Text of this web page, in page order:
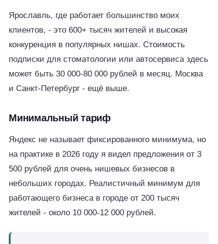
Ярославль, где работает большинство моих
клиентов, - это 600+ тысяч жителей и высокая
конкуренция в популярных нишах. Стоимость
подписки для стоматологии или автосервиса здесь
может быть 30 000-80 000 рублей в месяц. Москва
и Санкт-Петербург - ещё выше.
Минимальный тариф
Яндекс не называет фиксированного минимума, но
на практике в 2026 году я видел предложения от 3
500 рублей для очень нишевых бизнесов в
небольших городах. Реалистичный минимум для
работающего бизнеса в городе от 200 тысяч
жителей - около 10 000-12 000 рублей.